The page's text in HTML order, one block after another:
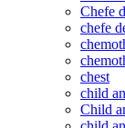
Chefe
chefe
chest
child
Child